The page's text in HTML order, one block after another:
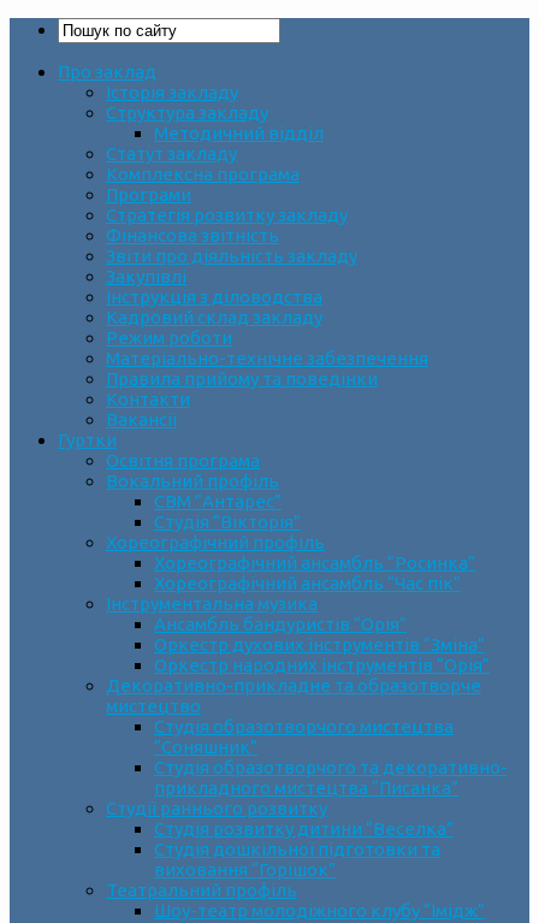
Про заклад
Історія закладу
Структура закладу
Методичний відділ
Статут закладу
Комплексна програма
Програми
Стратегія розвитку закладу
Фінансова звітність
Звіти про діяльність закладу
Закупівлі
Інструкція з діловодства
Кадровий склад закладу
Режим роботи
Матеріально-технічне забезпечення
Правила прийому та поведінки
Контакти
Вакансії
Гуртки
Освітня програма
Вокальний профіль
СВМ “Антарес”
Студія “Вікторія”
Хореографічний профіль
Хореографічний ансамбль “Росинка”
Хореографічний ансамбль “Час пік”
Інструментальна музика
Ансамбль бандуристів “Орія”
Оркестр духових інструментів “Зміна”
Оркестр народних інструментів “Орія”
Декоративно-прикладне та образотворче
мистецтво
Cтудія образотворчого мистецтва
“Соняшник”
Студія образотворчого та декоративно-
прикладного мистецтва “Писанка”
Студії раннього розвитку
Студія розвитку дитини “Веселка”
Студія дошкільної підготовки та
виховання “Горішок”
Театральний профіль
Шоу-театр молодіжного клубу “Імідж”